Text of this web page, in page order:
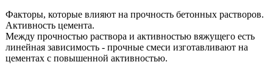
Факторы, которые влияют на прочность бетонных растворов.
Активность цемента.
Между прочностью раствора и активностью вяжущего есть
линейная зависимость - прочные смеси изготавливают на
цементах с повышенной активностью.